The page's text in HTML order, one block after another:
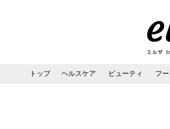
トップ ヘルスケア ビューティ フー